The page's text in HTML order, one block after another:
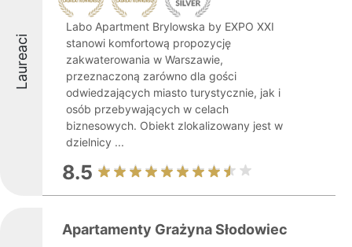
Laureaci
Labo Apartment Brylowska by EXPO XXI
stanowi komfortową propozycję
zakwaterowania w Warszawie,
przeznaczoną zarówno dla gości
odwiedzających miasto turystycznie, jak i
osób przebywających w celach
biznesowych. Obiekt zlokalizowany jest w
dzielnicy ...
8.5
Apartamenty Grażyna Słodowiec